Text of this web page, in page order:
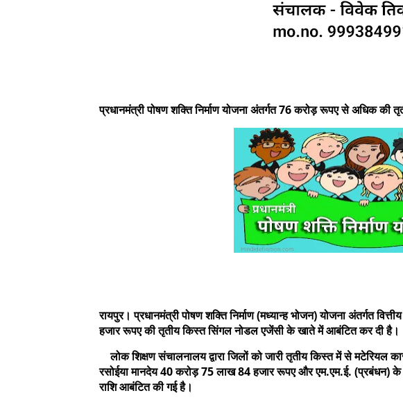
प्रधानमंत्री पोषण शक्ति निर्माण योजना अंतर्गत 76 करोड़ रूपए से अधिक की
रायपुर। प्रधानमंत्री पोषण शक्ति निर्माण (मध्यान्ह भोजन) योजना अंतर्गत
हजार रूपए की तृतीय किस्त सिंगल नोडल एजेंसी के खाते में आबंटित कर दी है।
लोक शिक्षण संचालनालय द्वारा जिलों को जारी तृतीय किस्त में से
रसोईया मानदेय 40 करोड़ 75 लाख 84 हजार रूपए और एम.एम.ई. (प्रबंधन)
राशि आबंटित की गई है।